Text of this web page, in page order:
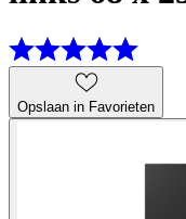
Opslaan in Favorieten